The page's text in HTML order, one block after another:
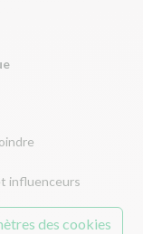
influenceurs
des cookies